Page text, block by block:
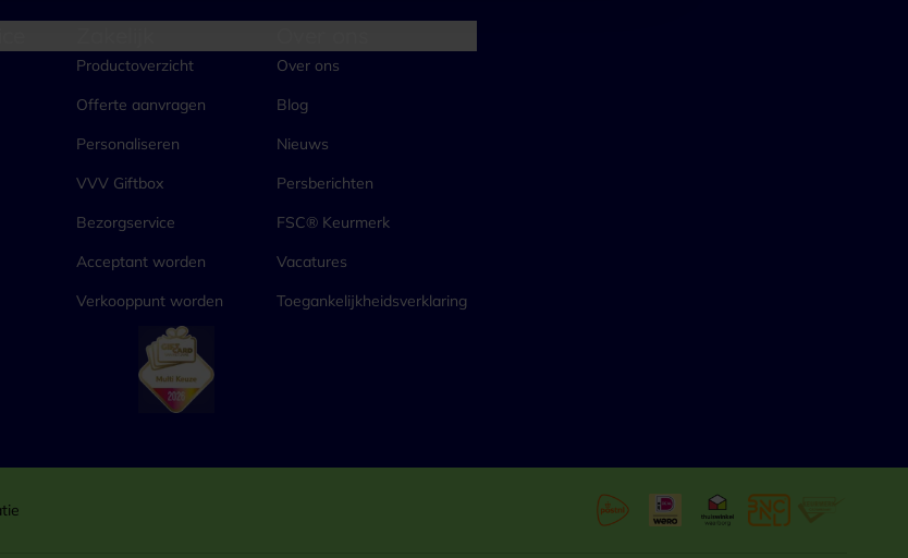
Productoverzicht
Offerte aanvragen
Personaliseren
VVV Giftbox
Bezorgservice
Acceptant worden
Verkooppunt worden
Over ons
Blog
Nieuws
Persberichten
FSC® Keurmerk
Vacatures
Toegankelijkheidsverklaring